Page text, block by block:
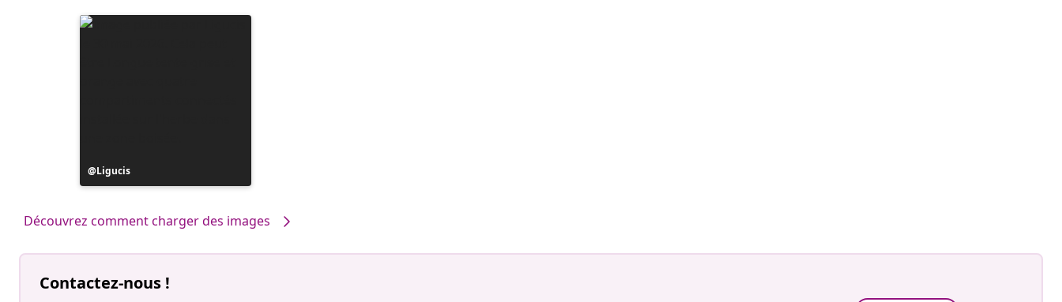
Publication
publiée
Ligucis
Découvrez comment charger des images
Contactez-nous !